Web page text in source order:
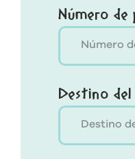
Número de
Destino